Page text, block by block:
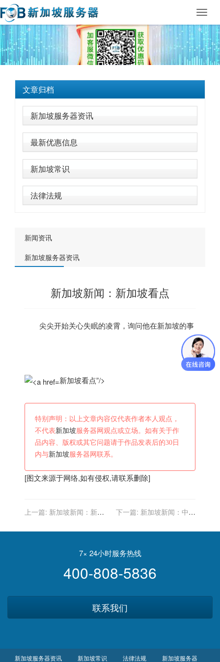
文章归档
新加坡服务器资讯
最新优惠信息
新加坡常识
法律法规
新闻资讯
新加坡服务器资讯
新加坡新闻：新加坡看点
尖尖开始关心失眠的凌霄，询问他在新加坡的事
新加坡看点”/>
特别声明：以上文章内容仅代表作者本人观点，
不代表新加坡服务器网观点或立场。如有关于作
品内容、版权或其它问题请于作品发表后的30日
内与新加坡服务器网联系。
[图文来源于网络,如有侵权,请联系删除]
上一篇: 新加坡新闻：新加
下一篇: 新加坡新闻：中国
发行5亿新加坡元信用增强
7× 24小时服务热线
400-808-5836
联系我们
新加坡服务器资讯 新加坡常识 法律法规 新加坡服务器